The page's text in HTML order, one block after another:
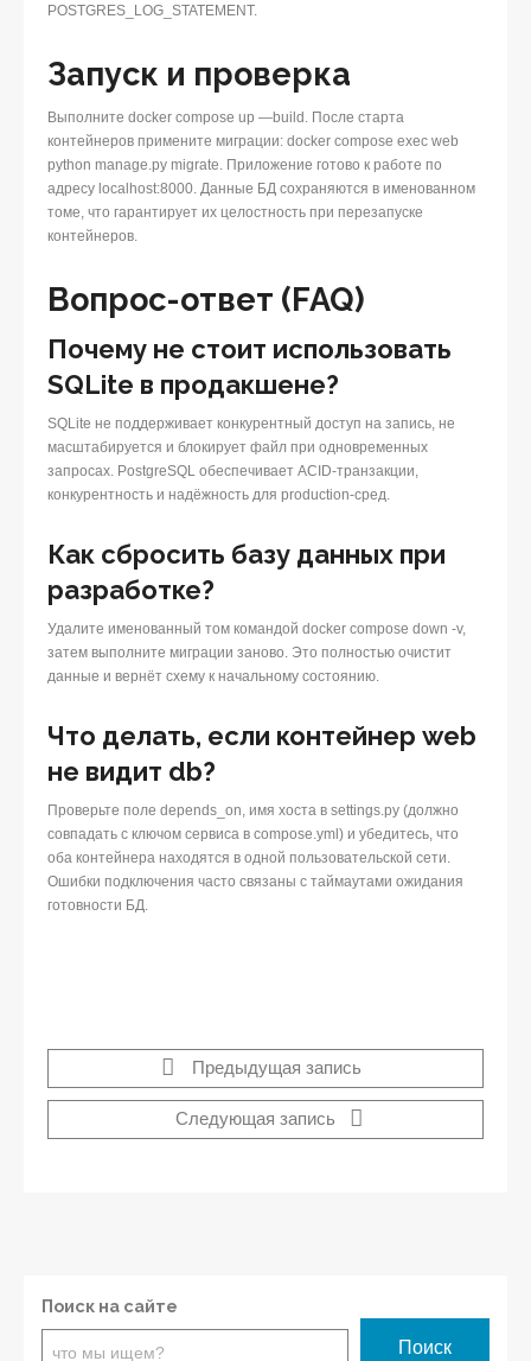
POSTGRES_LOG_STATEMENT.
Запуск и проверка
Выполните docker compose up —build. После старта
контейнеров примените миграции: docker compose exec web
python manage.py migrate. Приложение готово к работе по
адресу localhost:8000. Данные БД сохраняются в именованном
томе, что гарантирует их целостность при перезапуске
контейнеров.
Вопрос-ответ (FAQ)
Почему не стоит использовать
SQLite в продакшене?
SQLite не поддерживает конкурентный доступ на запись, не
масштабируется и блокирует файл при одновременных
запросах. PostgreSQL обеспечивает ACID-транзакции,
конкурентность и надёжность для production-сред.
Как сбросить базу данных при
разработке?
Удалите именованный том командой docker compose down -v,
затем выполните миграции заново. Это полностью очистит
данные и вернёт схему к начальному состоянию.
Что делать, если контейнер web
не видит db?
Проверьте поле depends_on, имя хоста в settings.py (должно
совпадать с ключом сервиса в compose.yml) и убедитесь, что
оба контейнера находятся в одной пользовательской сети.
Ошибки подключения часто связаны с таймаутами ожидания
готовности БД.
Предыдущая запись
Следующая запись
Поиск на сайте
Поиск